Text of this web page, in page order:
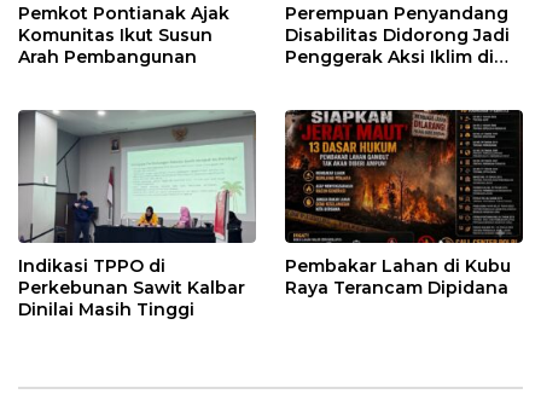
Pemkot Pontianak Ajak
Komunitas Ikut Susun
Arah Pembangunan
Perempuan Penyandang
Disabilitas Didorong Jadi
Penggerak Aksi Iklim di
Indikasi TPPO di
Perkebunan Sawit Kalbar
Dinilai Masih Tinggi
Pembakar Lahan di Kubu
Raya Terancam Dipidana